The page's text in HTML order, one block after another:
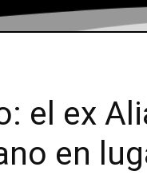
el ex
en